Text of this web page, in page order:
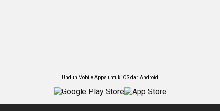
Unduh Mobile Apps untuk iOS dan Android